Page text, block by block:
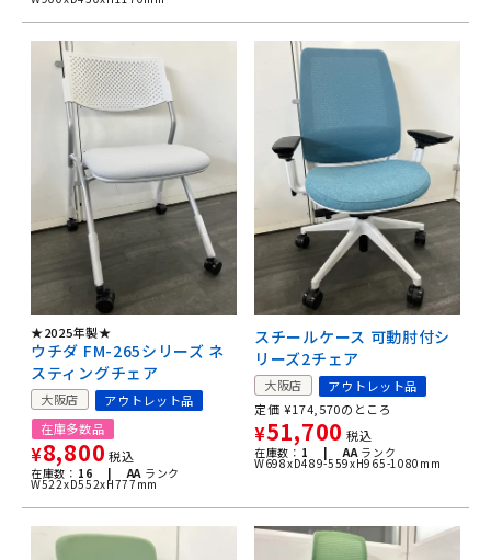
★2025年製★
ウチダ FM-265シリーズ ネ
スティングチェア
大阪店
アウトレット品
在庫多数品
¥8,800 税込
在庫数： 16 | AA ランク
W522xD552xH777mm
スチールケース 可動肘付シ
リーズ2チェア
大阪店
アウトレット品
定価 ¥174,570のところ
¥51,700 税込
在庫数： 1 | AAランク
W698xD489-559xH965-1080mm